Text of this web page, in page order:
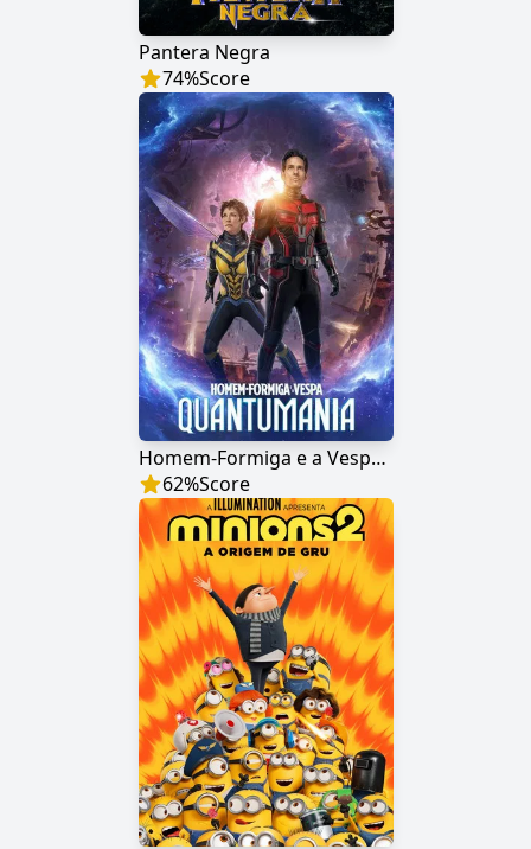
Pantera Negra
74%Score
Homem-Formiga e a Vespa: Quantumania
62%Score